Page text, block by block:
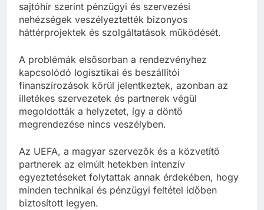
sajtóhír szerint pénzügyi és szervezési
nehézségek veszélyeztették bizonyos
háttérprojektek és szolgáltatások működését.
A problémák elsősorban a rendezvényhez
kapcsolódó logisztikai és beszállítói
finanszírozások körül jelentkeztek, azonban az
illetékes szervezetek és partnerek végül
megoldották a helyzetet, így a döntő
megrendezése nincs veszélyben.
Az UEFA, a magyar szervezők és a közvetítő
partnerek az elmúlt hetekben intenzív
egyeztetéseket folytattak annak érdekében, hogy
minden technikai és pénzügyi feltétel időben
biztosított legyen.